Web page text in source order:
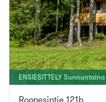
ENSIESITTELY Sunnuntaina
Roonesintie 121b